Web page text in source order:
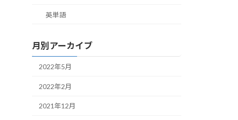
英単語
月別アーカイブ
2022年5月
2022年2月
2021年12月